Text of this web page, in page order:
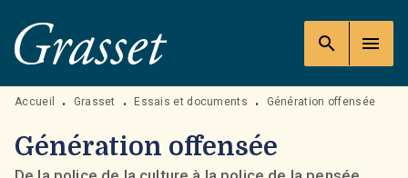
MENU RECHERCHE
PIED DE PAGE
search menu
Accueil • Grasset • Essais et documents • Génération offensée
Génération offensée